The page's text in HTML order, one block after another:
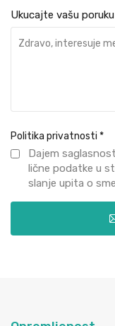
Ukucajte vašu poruku
Politika privatnosti *
Dajem
lične podatke u
slanje upita o